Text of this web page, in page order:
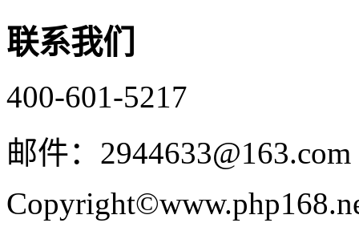
联系我们
400-601-5217
邮件：2944633@163.com